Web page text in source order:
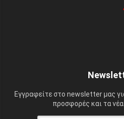
Εγγραφείτε στο newsletter μας
προσφορές και τα